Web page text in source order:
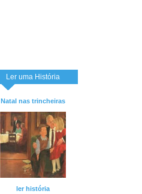
Ler uma História
Natal nas trincheiras
ler história